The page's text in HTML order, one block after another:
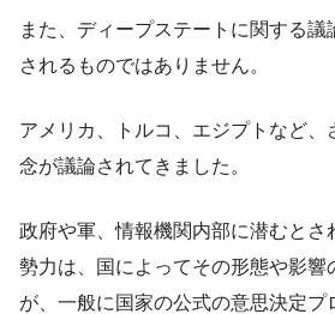
また、ディープステートに関する議
されるものではありません。
アメリカ、トルコ、エジプトなど、
念が議論されてきました。
政府や軍、情報機関内部に潜むとさ
勢力は、国によってその形態や影響
が、一般に国家の公式の意思決定プ